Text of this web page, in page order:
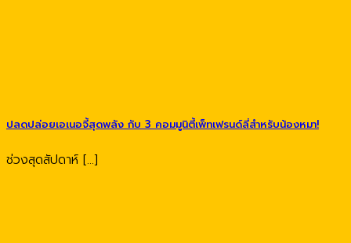
ปลดปล่อยเอเนอจี้สุดพลัง กับ 3 คอมมูนิตี้เพ็ทเฟรนด์ลี่สำหรับน้องหมา!
ช่วงสุดสัปดาห์ [...]